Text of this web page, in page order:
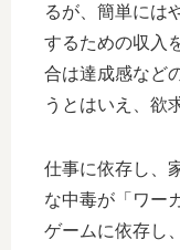
るが、簡単には
するための収入
合は達成感など
うとはいえ、欲
仕事に依存し、
な中毒が「ワー
ゲームに依存し